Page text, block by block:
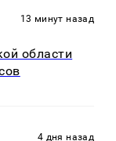
13 минут назад
области
4 дня назад